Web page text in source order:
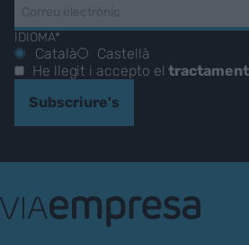
IDIOMA*
Català
Castellà
He llegit i accepto eltractament
Subscriure's